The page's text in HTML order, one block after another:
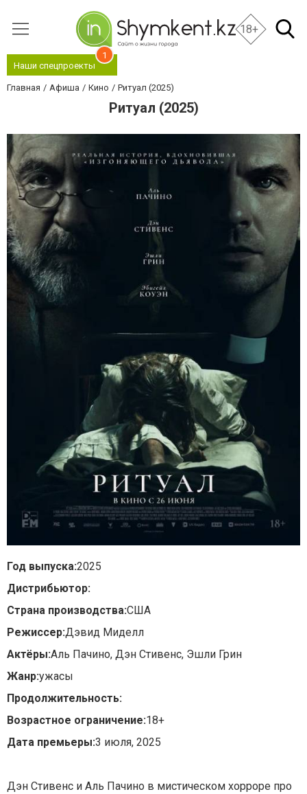
18+
Наши спецпроекты
1
Главная Афиша Кино Ритуал (2025)
Ритуал (2025)
Год выпуска:2025
Дистрибьютор:
Страна производства:США
Режиссер:Дэвид Миделл
Актёры:Аль Пачино, Дэн Стивенс, Эшли Грин
Жанр:ужасы
Продолжительность:
Возрастное ограничение:18+
Дата премьеры:3 июля, 2025
Дэн Стивенс и Аль Пачино в мистическом хорроре про